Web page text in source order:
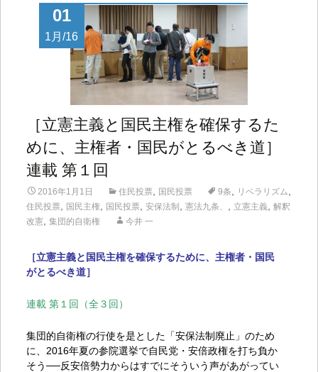
01
1月/16
［立憲主義と国民主権を確保するた
めに、主権者・国民がとるべき道］
連載 第１回
2016年1月1日 住民投票, 国民投票 9条 リベラリズム
住民投票, 国民主権, 国民投票, 安保法制 憲法九条、 立憲主義
解釈
改憲, 集団的自衛権 今井 一
［立憲主義と国民主権を確保するために、主権者・国民
がとるべき道］
連載 第１回（全３回）
集団的自衛権の行使を是とした「安保法制廃止」のため
に、2016年夏の参院選挙で自民党・安倍政権を打ち負か
そう──反安倍勢力からはすでにそういう声があがってい